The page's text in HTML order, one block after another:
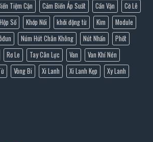
Tiệm Cận Cảm Biến Áp Suất Cần Vặn
Cờ Lê
Hộp Số Khớp Nối khởi động từ Kìm
Module
Núm Hút Chân Không Nút Nhấn
Phốt
Rơ Le Tay Cân Lực Van
Van Khí Nén
Vòng Bi Xi Lanh Xi Lanh Kẹp
Xy Lanh